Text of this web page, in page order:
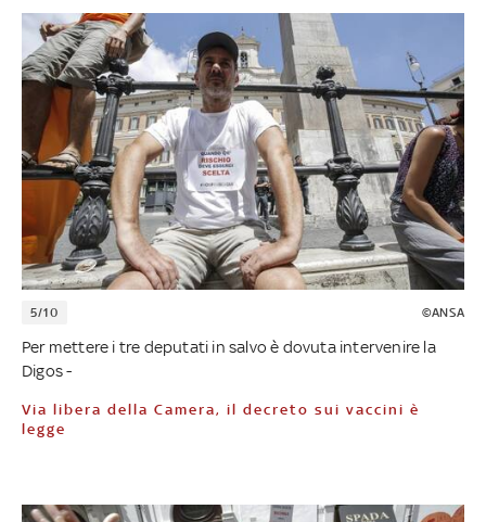
5/10 ©ANSA
Per mettere i tre deputati in salvo è dovuta intervenire la
Digos -
Via libera della Camera, il decreto sui vaccini è
legge